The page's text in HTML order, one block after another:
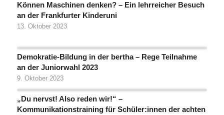
Können Maschinen denken? – Ein lehrreicher Besuch
an der Frankfurter Kinderuni
13. Oktober 2023
Demokratie-Bildung in der bertha – Rege Teilnahme
an der Juniorwahl 2023
9. Oktober 2023
„Du nervst! Also reden wir!“ –
Kommunikationstraining für Schüler:innen der achten